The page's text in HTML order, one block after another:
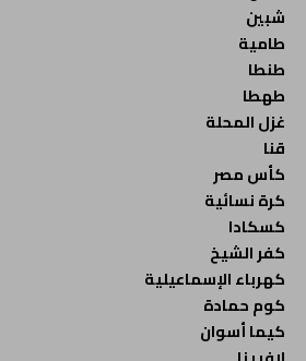
شبين
طامية
طنطا
طهطا
غزل المحلة
قنا
كأس مصر
كرة نسائية
كسكادا
كفر الشيخ
كهرباء الإسماعيلية
كوم حمادة
كيما أسوان